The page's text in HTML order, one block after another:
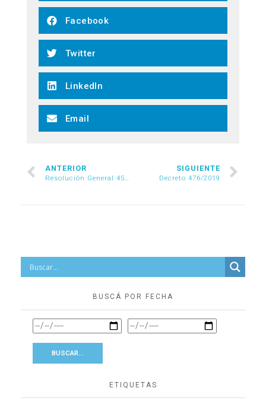
Facebook
Twitter
LinkedIn
Email
ANTERIOR
Resolución General 4517/2019
SIGUIENTE
Decreto 476/2019
BUSCÁ POR FECHA
ETIQUETAS